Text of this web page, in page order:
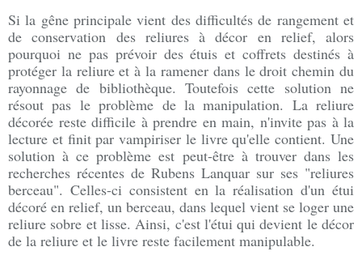
Si la gêne principale vient des difficultés de rangement et
de conservation des reliures à décor en relief, alors
pourquoi ne pas prévoir des étuis et coffrets destinés à
protéger la reliure et à la ramener dans le droit chemin du
rayonnage de bibliothèque. Toutefois cette solution ne
résout pas le problème de la manipulation. La reliure
décorée reste difficile à prendre en main, n'invite pas à la
lecture et finit par vampiriser le livre qu'elle contient. Une
solution à ce problème est peut-être à trouver dans les
recherches récentes de Rubens Lanquar sur ses "reliures
berceau". Celles-ci consistent en la réalisation d'un étui
décoré en relief, un berceau, dans lequel vient se loger une
reliure sobre et lisse. Ainsi, c'est l'étui qui devient le décor
de la reliure et le livre reste facilement manipulable.